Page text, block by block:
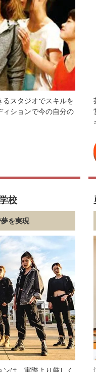
スタジオでスキルを
ィションで今の自分の
校
を実現
は、実際より厳しく